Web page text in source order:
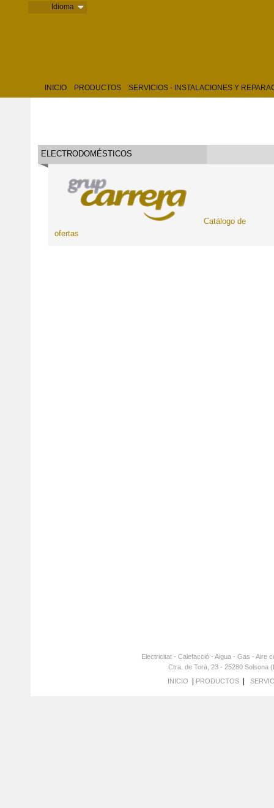
Idioma
INICIO PRODUCTOS SERVICIOS - INSTALACIONES Y
ELECTRODOMÉSTICOS
Catálogo de
ofertas
Electricitat - Calefacció - Aigua - Gas - Aire
Ctra. de Torà, 23 - 25280 Solsona
INICIO
PRODUCTOS |